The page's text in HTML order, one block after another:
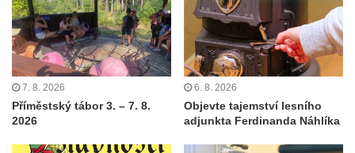
7. 8. 2026
Příměstský tábor 3. – 7. 8.
2026
6. 8. 2026
Objevte tajemství lesního
adjunkta Ferdinanda Náhlíka